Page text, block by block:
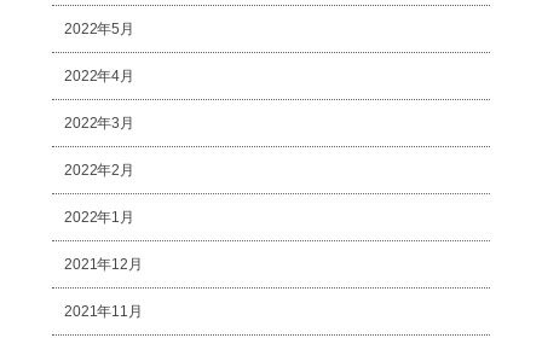
2022年5月
2022年4月
2022年3月
2022年2月
2022年1月
2021年12月
2021年11月